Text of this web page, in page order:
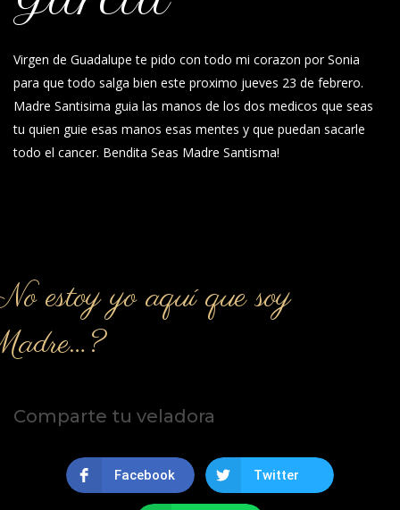
Virgen de Guadalupe te pido con todo mi corazon por Sonia
para que todo salga bien este proximo jueves 23 de febrero.
Madre Santisima guia las manos de los dos medicos que seas
tu quien guie esas manos esas mentes y que puedan sacarle
todo el cancer. Bendita Seas Madre Santisma!
estoy yo aquí que soy
Comparte tu veladora
Facebook Twitter